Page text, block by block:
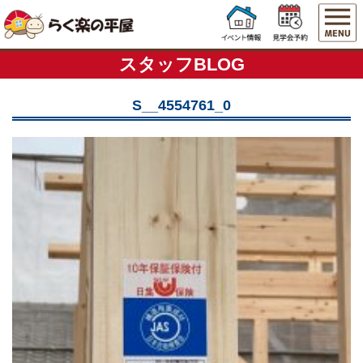
スタッフBLOG
S__4554761_0